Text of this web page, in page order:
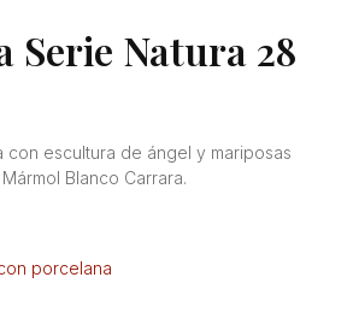
Serie Natura 28
escultura de ángel y mariposas
Blanco Carrara.
porcelana